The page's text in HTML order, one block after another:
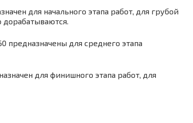
для начального этапа работ, для грубой
дорабатываются.
для среднего этапа
для финишного этапа работ, для